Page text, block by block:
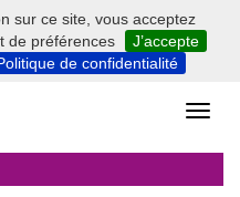
sur ce site, vous acceptez
de préférences
J’accepte
de confidentialité